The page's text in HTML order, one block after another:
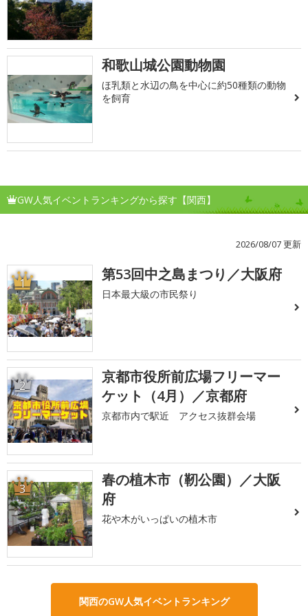
和歌山城公園動物園
ほ乳類と水辺の鳥を中心に約50種類の動物
を飼育
GW人気イベントランキングから探す【関西】
2026/08/07 更新
1 第53回中之島まつり／大阪府
日本最大級の市民祭り
2
京都市役所前広場フリーマー
ケット（4月）／京都府
京都市内で駅近 アクセス抜群会場
3
春の植木市（靭公園）／大阪
府
花や木がいっぱいの植木市
関西のGW人気イベントランキング